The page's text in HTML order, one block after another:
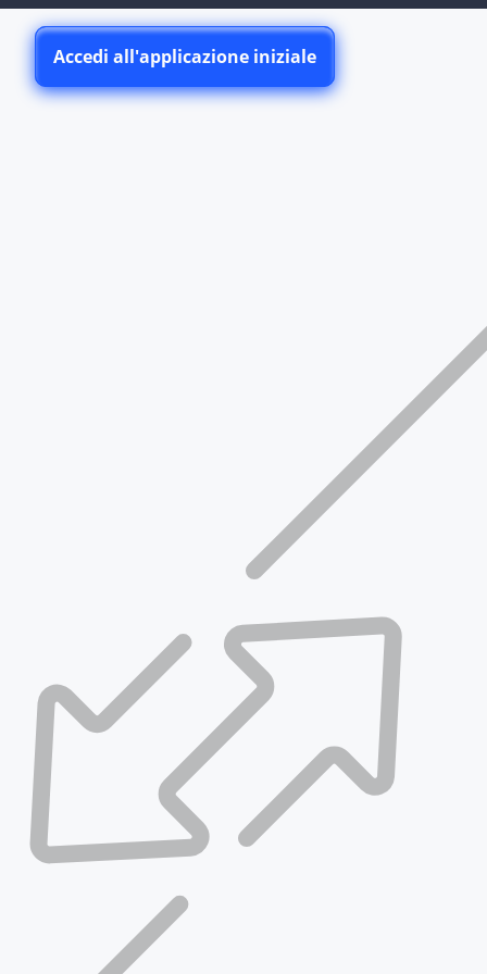
Accedi all'applicazione iniziale